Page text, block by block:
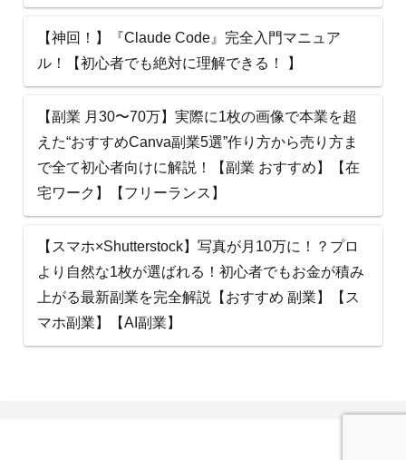
【神回！】『Claude Code』完全入門マニュア
ル！【初心者でも絶対に理解できる！ 】
【副業 月30〜70万】実際に1枚の画像で本業を超
えた“おすすめCanva副業5選”作り方から売り方ま
で全て初心者向けに解説！【副業 おすすめ】【在
宅ワーク】【フリーランス】
【スマホ×Shutterstock】写真が月10万に！？プロ
より自然な1枚が選ばれる！初心者でもお金が積み
上がる最新副業を完全解説【おすすめ 副業】【ス
マホ副業】【AI副業】